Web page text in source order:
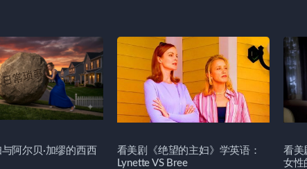
阿尔贝·加缪的西西
看美剧《绝望的主妇》学英语：
Lynette VS Bree
看美
女性